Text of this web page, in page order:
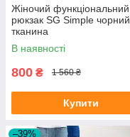
Жіночий функціональний
рюкзак SG Simple чорний
тканина
В наявності
800 ₴ 1 560 ₴
Купити
–39%